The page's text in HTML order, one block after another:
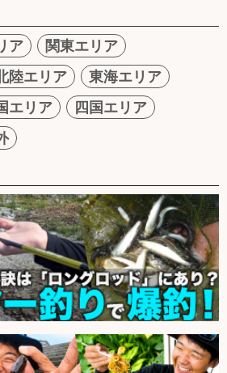
ア
関東エリア
陸エリア
東海エリア
エリア
四国エリア